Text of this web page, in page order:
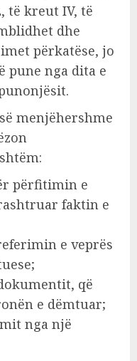
të kreut IV, të
dhe
përkatëse, jo
pune nga dita e
menjëhershme
përfitimin e
faktin e
e veprës
që
e dëmtuar;
nga një